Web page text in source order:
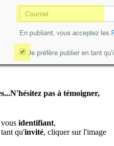
pas à témoigner,
identifiant,
qu'invité, cliquer sur l'image